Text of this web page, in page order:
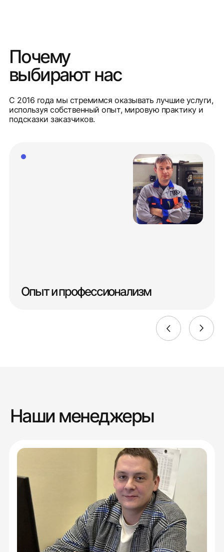
Почему
выбирают нас
С 2016 года мы стремимся оказывать лучшие услуги,
используя собственный опыт, мировую практику и
подсказки заказчиков.
Опыт и профессионализм
Наши менеджеры